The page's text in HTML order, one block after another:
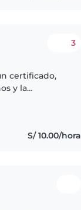
3
certificado,
y la
S/ 10.00/hora